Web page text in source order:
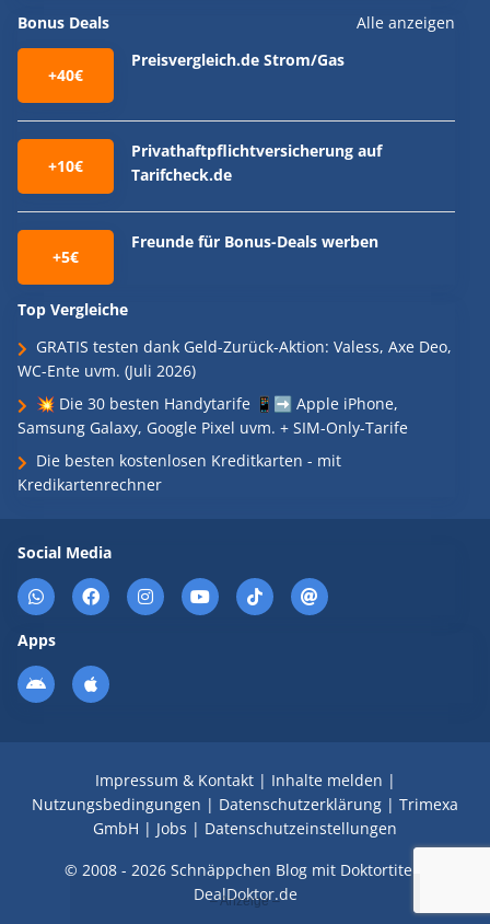
Bonus Deals Alle anzeigen
+40€
Preisvergleich.de Strom/Gas
+10€
Privathaftpflichtversicherung auf
Tarifcheck.de
+5€
Freunde für Bonus-Deals werben
Top Vergleiche
GRATIS testen dank Geld-Zurück-Aktion: Valess, Axe Deo,
WC-Ente uvm. (Juli 2026)
💥 Die 30 besten Handytarife 📱➡️ Apple iPhone,
Samsung Galaxy, Google Pixel uvm. + SIM-Only-Tarife
Die besten kostenlosen Kreditkarten - mit
Kredikartenrechner
Social Media
Apps
Impressum & Kontakt| Inhalte melden |
Nutzungsbedingungen | Datenschutzerklärung | Trimexa
GmbH | Jobs | Datenschutzeinstellungen
© 2008 - 2026 Schnäppchen Blog mit Doktortitel -
DealDoktor.de